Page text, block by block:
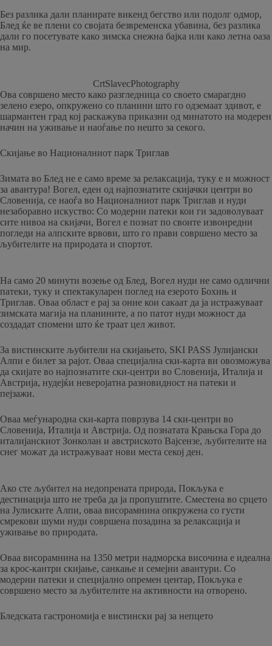
Без разлика дали планирате викенд бегство или подолг одмор,
Блед ќе ве плени со својата безвременска убавина, без разлика
дали го посетувате како зимска снежна бајка или како летна оаза
на мир.
CrtSlavecPhotography
Ова совршено место како разгледница со своето смарагдно
зелено езеро, опкружено со планини што го одземаат здивот, е
шармантен град кој раскажува приказни од минатото на модерен
начин на уживање и наоѓање по нешто за секого.
Скијање во Националниот парк Триглав
Зимата во Блед не е само време за релаксација, туку е и можност
за авантура! Вогел, еден од најпознатите скијачки центри во
Словенија, се наоѓа во Националниот парк Триглав и нуди
незаборавно искуство: Со модерни патеки кои ги задоволуваат
сите нивоа на скијачи, Вогел е познат по своите извонредни
погледи на алпските врвови, што го прави совршено место за
љубителите на природата и спортот.
На само 20 минути возење од Блед, Вогел нуди не само одлични
патеки, туку и спектакуларен поглед на езерото Бохињ и
Триглав. Оваа област е рај за оние кои сакаат да ја истражуваат
зимската магија на планините, а по патот нуди можност да
создадат спомени што ќе траат цел живот.
За вистинските љубители на скијањето, SKI PASS Јулијански
Алпи е билет за рајот. Оваа специјална ски-карта ви овозможува
да скијате во најпознатите ски-центри во Словенија, Италија и
Австрија, нудејќи неверојатна разновидност на патеки и
пејзажи.
Оваа меѓународна ски-карта поврзува 14 ски-центри во
Словенија, Италија и Австрија. Од познатата Крањска Гора до
италијанскиот Зонколан и австриското Вајсензе, љубителите на
снег можат да истражуваат нови места секој ден.
Ако сте љубител на недопрената природа, Покљука е
дестинација што не треба да ја пропуштите. Сместена во срцето
на Јулиските Алпи, оваа висорамнина опкружена со густи
смрекови шуми нуди совршена позадина за релаксација и
уживање во природата.
Оваа висорамнина на 1350 метри надморска височина е идеална
за крос-кантри скијање, санкање и семејни авантури. Со
модерни патеки и специјално опремен центар, Покљука е
совршено место за љубителите на активности на отворено.
Бледската гастрономија е вистински рај за непцето